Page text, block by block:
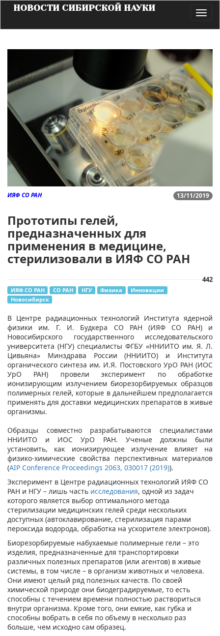
НОВОСТИ СИБИРСКОЙ НАУКИ
13/11/2019
ИЯФ СО РАН
Прототипы гелей,
предназначенных для
применения в медицине,
стерилизовали в ИЯФ СО РАН
442
ИЯФ СО РАН СО РАН НГУ Физика
Инновации
Новосибирск
В Центре радиационных технологий Института ядерной
физики им. Г. И. Будкера СО РАН (ИЯФ СО РАН) и
Новосибирского государственного исследовательского
университета (НГУ) специалисты ФГБУ «ННИИТО им. Я. Л.
Цивьяна» Минздрава России (ННИИТО) и Института
органического синтеза им. И.Я. Постовского УрО РАН (ИОС
УрО РАН) провели эксперимент по обработке
ионизирующим излучением биорезорбируемых образцов
полимерных гелей, которые в дальнейшем предполагается
применять для доставки медицинских препаратов в живые
организмы.
Образцы совместно разрабатываются специалистами
ННИИТО и ИОС УрО РАН. Ученые должны были
установить, как ионизирующее излучение влияет на
физико-химические свойства перспективных материалов
(AIP Conference Proceedings 2063, 030017 (2019)).
Эксперимент в Центре радиационных технологий ИЯФ СО
РАН и НГУ – лишь часть исследования, одной из задач
которого является выбор оптимального метода
стерилизации медицинских гелей среди нескольких
доступных (автоклавирование, стерилизация парами
пероксида водорода, обработка на ускорителе электронов).
Биорезорбируемые набухаемые полимерные гели – это
изделия, предназначенные для транспортировки
различных полезных препаратов (или агентов) в живые
системы, в том числе – в организм животных и человека.
Они имеют целый ряд полезных качеств. По своей
химической природе они биодеградируемые, то есть
способны с течением времени полностью раствориться
внутри организма. Кроме того, они емкие, как губка и
способны вобрать в себя по объему в несколько раз
больше, чем исходно сам образец.